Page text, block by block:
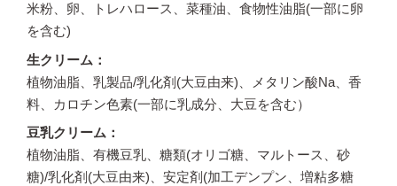
米粉、卵、トレハロース、菜種油、食物性油脂(一部に卵
を含む)
生クリーム
植物油脂、乳製品/乳化剤(大豆由来)、メタリン酸Na、香
料、カロチン色素(一部に乳成分、大豆を含む）
豆乳クリーム
植物油脂、有機豆乳、糖類(オリゴ糖、マルトース、砂
糖)/乳化剤(大豆由来)、安定剤(加工デンプン、増粘多糖